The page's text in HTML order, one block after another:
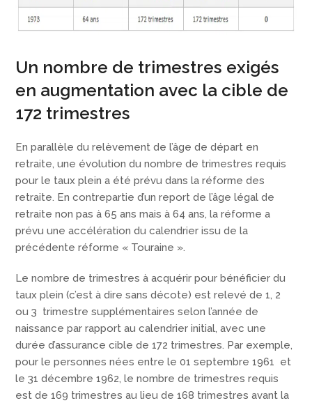
Un nombre de trimestres exigés
en augmentation avec la cible de
172 trimestres
En parallèle du relèvement de l’âge de départ en
retraite, une évolution du nombre de trimestres requis
pour le taux plein a été prévu dans la réforme des
retraite. En contrepartie d’un report de l’âge légal de
retraite non pas à 65 ans mais à 64 ans, la réforme a
prévu une accélération du calendrier issu de la
précédente réforme « Touraine ».
Le nombre de trimestres à acquérir pour bénéficier du
taux plein (c’est à dire sans décote) est relevé de 1, 2
ou 3 trimestre supplémentaires selon l’année de
naissance par rapport au calendrier initial, avec une
durée d’assurance cible de 172 trimestres. Par exemple,
pour le personnes nées entre le 01 septembre 1961 et
le 31 décembre 1962, le nombre de trimestres requis
est de 169 trimestres au lieu de 168 trimestres avant la